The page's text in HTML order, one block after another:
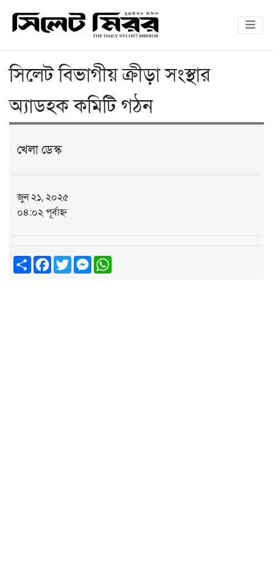
সিলেট বিভাগীয় ক্রীড়া সংস্থার
অ্যাডহক কমিটি গঠন
খেলা ডেস্ক
জুন ২১, ২০২৫
০৪:০২ পূর্বাহ্ন
ShareFacebook
TwitterMessenger